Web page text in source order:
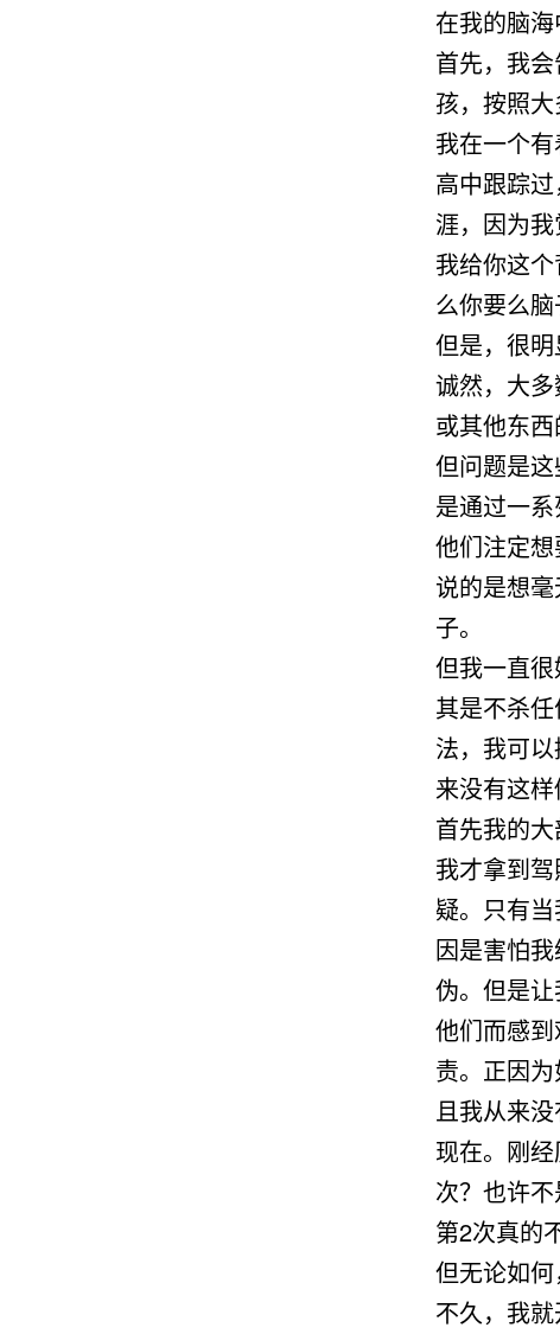
在我的脑海
首先，我
孩，按照大
我在一个
高中跟踪
涯，因为
我给你这
么你要么脑
但是，很明
诚然，大
或其他东西
但问题是
是通过一
他们注定
说的是想
子。
但我一直
其是不杀
法，我可
来没有这样
首先我的
我才拿到
疑。只有
因是害怕
伪。但是
他们而感
责。正因
且我从来
现在。刚
次？也许不
第2次真的
但无论如
不久，我